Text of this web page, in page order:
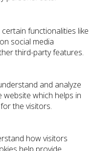
functionalities like
social media
third-party features.
and analyze
which helps in
the visitors.
how visitors